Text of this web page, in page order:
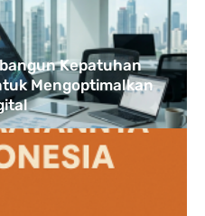
Kepatuhan
Mengoptimalkan